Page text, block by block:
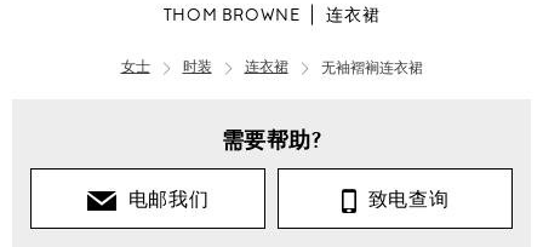
THOM BROWNE 连衣裙
女士 时装 连衣裙 无袖褶裥连衣裙
需要帮助?
电邮我们 致电查询